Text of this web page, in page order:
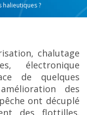
?
chalutage
électronique
de quelques
des
ont décuplé
des flottilles.